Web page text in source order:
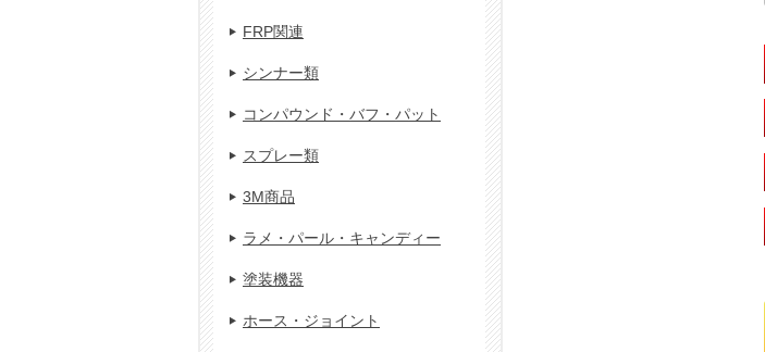
FRP関連
シンナー類
コンパウンド・バフ・パット
スプレー類
3M商品
ラメ・パール・キャンディー
塗装機器
ホース・ジョイント